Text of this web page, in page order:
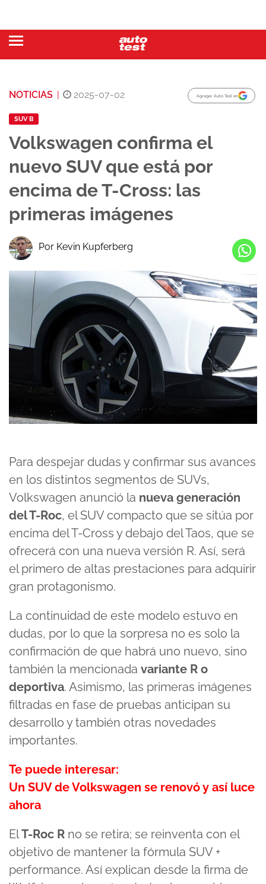
NOTICIAS | 2025-07-02 Agregar Auto Test en
SUV B
Volkswagen confirma el
nuevo SUV que está por
encima de T-Cross: las
primeras imágenes
Por Kevin Kupferberg
Para despejar dudas y confirmar sus avances
en los distintos segmentos de SUVs,
Volkswagen anunció la nueva generación
del T-Roc, el SUV compacto que se sitúa por
encima del T-Cross y debajo del Taos, que se
ofrecerá con una nueva versión R. Así, será
el primero de altas prestaciones para adquirir
gran protagonismo.
La continuidad de este modelo estuvo en
dudas, por lo que la sorpresa no es solo la
confirmación de que habrá uno nuevo, sino
también la mencionada variante R o
deportiva. Asimismo, las primeras imágenes
filtradas en fase de pruebas anticipan su
desarrollo y también otras novedades
importantes.
Te puede interesar:
Un SUV de Volkswagen se renovó y así luce
ahora
ElT-Roc R no se retira; se reinventa con el
objetivo de mantener la fórmula SUV +
performance. Así explican desde la firma de